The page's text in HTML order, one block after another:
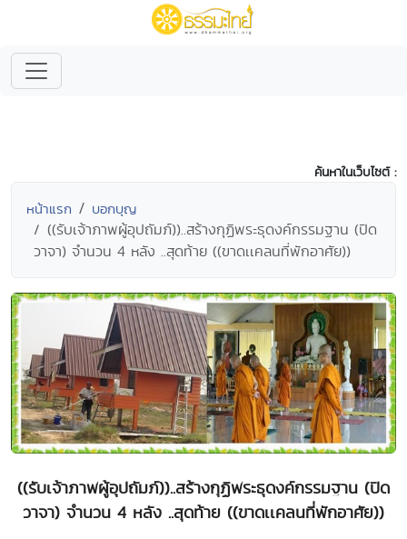
ค้นหาในเว็บไซต์ :
หน้าแรก บอกบุญ
((รับเจ้าภาพผู้อุปถัมภ์))..สร้างกุฏิพระธุดงค์กรรมฐาน (ปิด
วาจา) จำนวน 4 หลัง ..สุดท้าย ((ขาดเเคลนที่พักอาศัย))
((รับเจ้าภาพผู้อุปถัมภ์))..สร้างกุฏิพระธุดงค์กรรมฐาน (ปิด
วาจา) จำนวน 4 หลัง ..สุดท้าย ((ขาดเเคลนที่พักอาศัย))